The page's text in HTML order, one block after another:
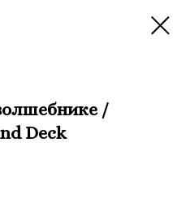
/
Deck